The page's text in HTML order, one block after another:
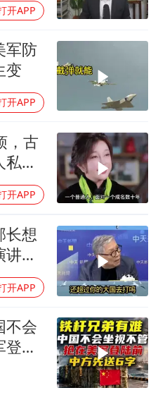
开APP
军防
变
开APP
，古
密
开APP
长想
？
开APP
不会
陆